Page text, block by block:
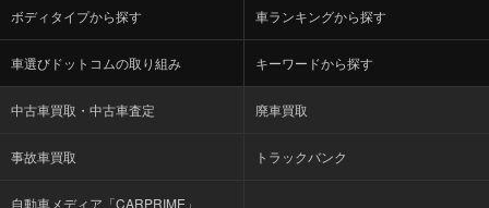
ボディタイプから探す 車ランキングから探す
車選びドットコムの取り組み キーワードから探す
中古車買取・中古車査定 廃車買取
事故車買取 トラックバンク
自動車メディア「CARPRIME」